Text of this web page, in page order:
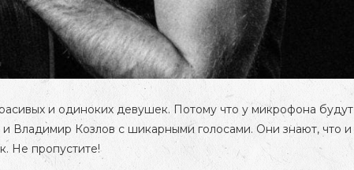
и одиноких девушек. Потому что у микрофона будут
Владимир Козлов с шикарными голосами. Они знают, что и
Не пропустите!